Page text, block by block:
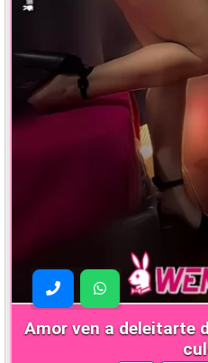
Amor ven a deleitarte